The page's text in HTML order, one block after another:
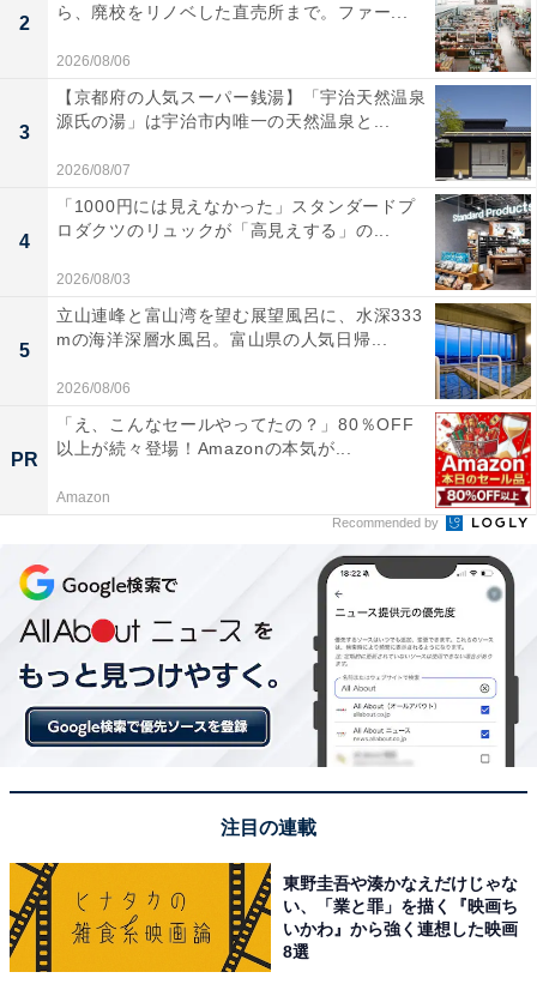
2
ら、廃校をリノベした直売所まで。ファー...
2026/08/06
3
【京都府の人気スーパー銭湯】「宇治天然温泉
源氏の湯」は宇治市内唯一の天然温泉と...
2026/08/07
4
「1000円には見えなかった」スタンダードプ
ロダクツのリュックが「高見えする」の...
2026/08/03
5
立山連峰と富山湾を望む展望風呂に、水深333
mの海洋深層水風呂。富山県の人気日帰...
2026/08/06
PR
「え、こんなセールやってたの？」80％OFF
以上が続々登場！Amazonの本気が...
Amazon
Recommended by
注目の連載
東野圭吾や湊かなえだけじゃな
い、「業と罪」を描く『映画ち
いかわ』から強く連想した映画
8選